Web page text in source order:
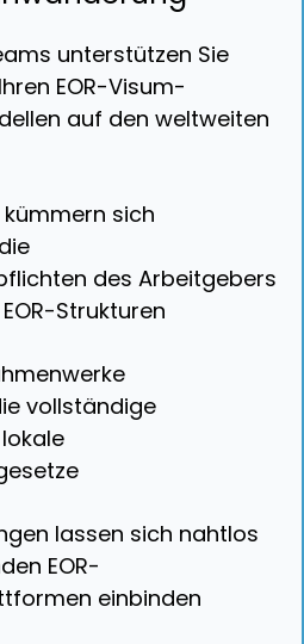
unterstützen Sie
EOR-Visum-
auf den weltweiten
sich
des Arbeitgebers
Strukturen
vollständige
lassen sich nahtlos
EOR-
einbinden